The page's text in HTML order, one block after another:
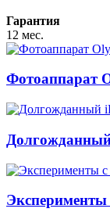
Гарантия
12 мес.
Фотоаппарат
Эксперименты